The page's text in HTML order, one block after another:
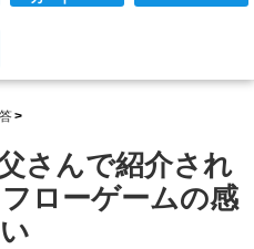
さんで紹介され
ローゲームの感